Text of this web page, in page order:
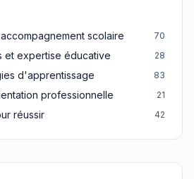
scolaire 70
et expertise éducative 28
d'apprentissage 83
professionnelle 21
réussir 42